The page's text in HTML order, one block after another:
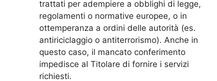
trattati per adempiere a obblighi di legge,
regolamenti o normative europee, o in
ottemperanza a ordini delle autorità (es.
antiriciclaggio o antiterrorismo). Anche in
questo caso, il mancato conferimento
impedisce al Titolare di fornire i servizi
richiesti.